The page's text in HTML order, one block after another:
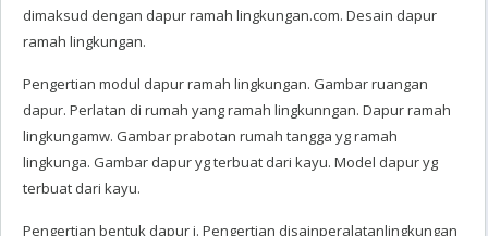
dimaksud dengan dapur ramah lingkungan.com. Desain dapur
ramah lingkungan.
Pengertian modul dapur ramah lingkungan. Gambar ruangan
dapur. Perlatan di rumah yang ramah lingkunngan. Dapur ramah
lingkungamw. Gambar prabotan rumah tangga yg ramah
lingkunga. Gambar dapur yg terbuat dari kayu. Model dapur yg
terbuat dari kayu.
Pengertian bentuk dapur i. Pengertian disainperalatanlingkungan